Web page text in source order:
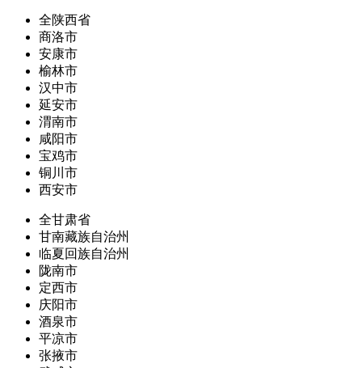
全陕西省
商洛市
安康市
榆林市
汉中市
延安市
渭南市
咸阳市
宝鸡市
铜川市
西安市
全甘肃省
甘南藏族自治州
临夏回族自治州
陇南市
定西市
庆阳市
酒泉市
平凉市
张掖市